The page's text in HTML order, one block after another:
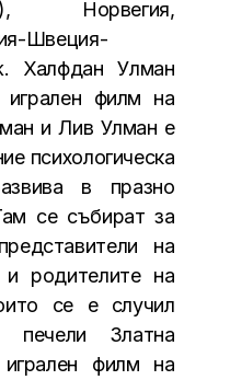
Норвегия,
Швеция-
Халфдан Улман
филм на
и Лив Улман е
психологическа
в празно
се събират за
на
и родителите на
се е случил
печели Златна
филм на